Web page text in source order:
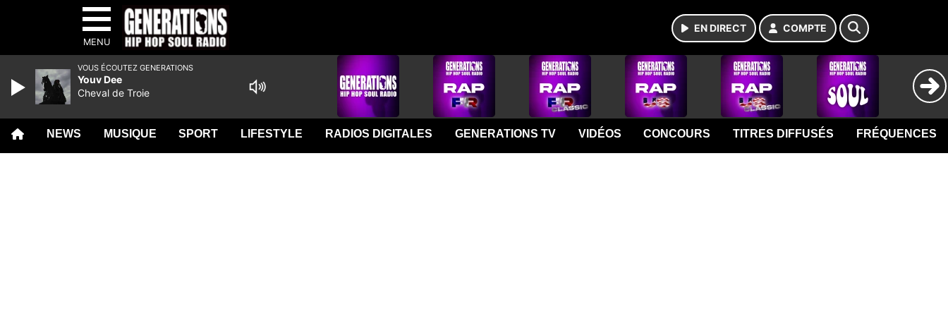
MENU
EN DIRECT COMPTE
NEWS MUSIQUE SPORT LIFESTYLE RADIOS DIGITALES GENERATIONS TV VIDÉOS CONCOURS TITRES DIFFUSÉS FRÉQUENCES
VOUS ÉCOUTEZ GENERATIONS
Youv Dee
Cheval de Troie